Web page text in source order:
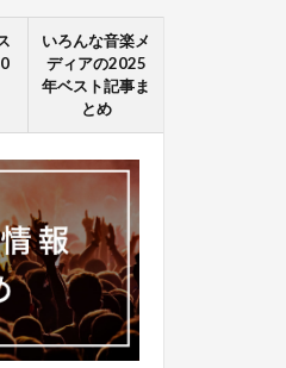
いろんな音楽メ
ディアの2025
年ベスト記事ま
とめ